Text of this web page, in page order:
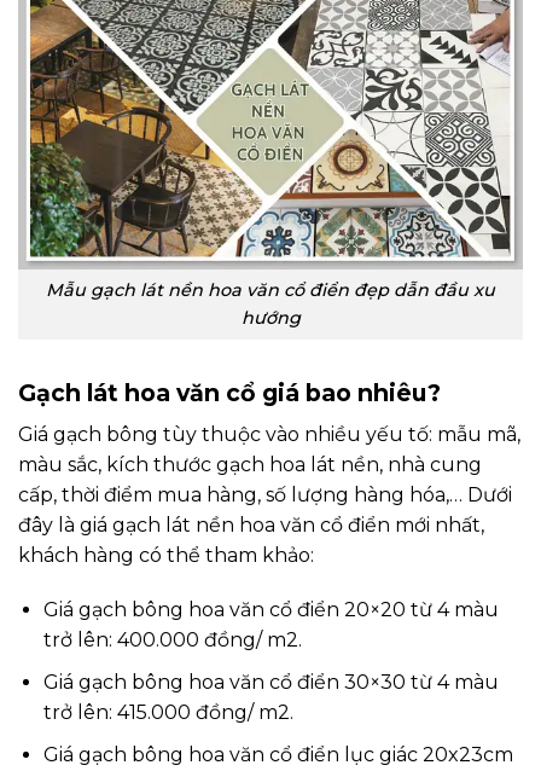
Mẫu gạch lát nền hoa văn cổ điển đẹp dẫn đầu xu
hướng
Gạch lát hoa văn cổ giá bao nhiêu?
Giá gạch bông tùy thuộc vào nhiều yếu tố: mẫu mã,
màu sắc, kích thước gạch hoa lát nền, nhà cung
cấp, thời điểm mua hàng, số lượng hàng hóa,… Dưới
đây là giá gạch lát nền hoa văn cổ điển mới nhất,
khách hàng có thể tham khảo:
Giá gạch bông hoa văn cổ điển 20×20 từ 4 màu
trở lên: 400.000 đồng/ m2.
Giá gạch bông hoa văn cổ điển 30×30 từ 4 màu
trở lên: 415.000 đồng/ m2.
Giá gạch bông hoa văn cổ điển lục giác 20x23cm